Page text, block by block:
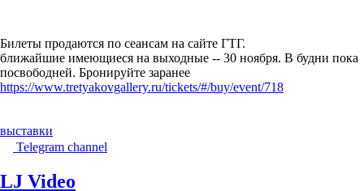
Билеты продаются по сеансам на сайте ГТГ.
ближайшие имеющиеся на выходные -- 30 ноября. В будни пока
посвободней. Бронируйте заранее
https://www.tretyakovgallery.ru/tickets/#/buy/event/718
выставки
Telegram channel
LJ Video